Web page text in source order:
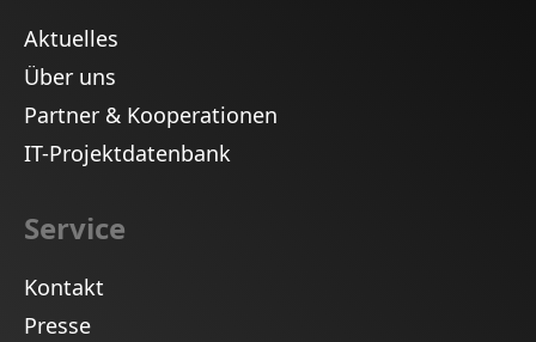
Aktuelles
Über uns
Partner & Kooperationen
IT-Projektdatenbank
Service
Kontakt
Presse